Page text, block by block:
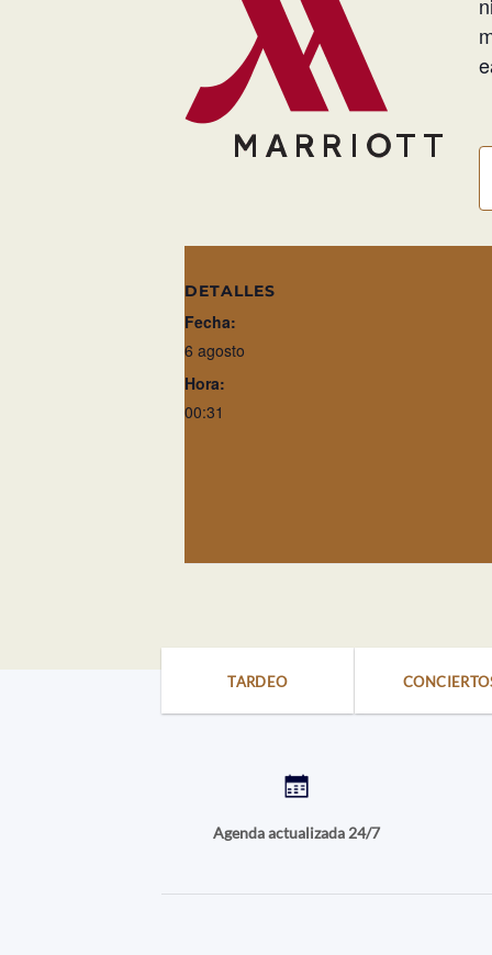
DETALLES
Fecha:
6 agosto
Hora:
00:31
TARDEO
Agenda actualizada 24/7